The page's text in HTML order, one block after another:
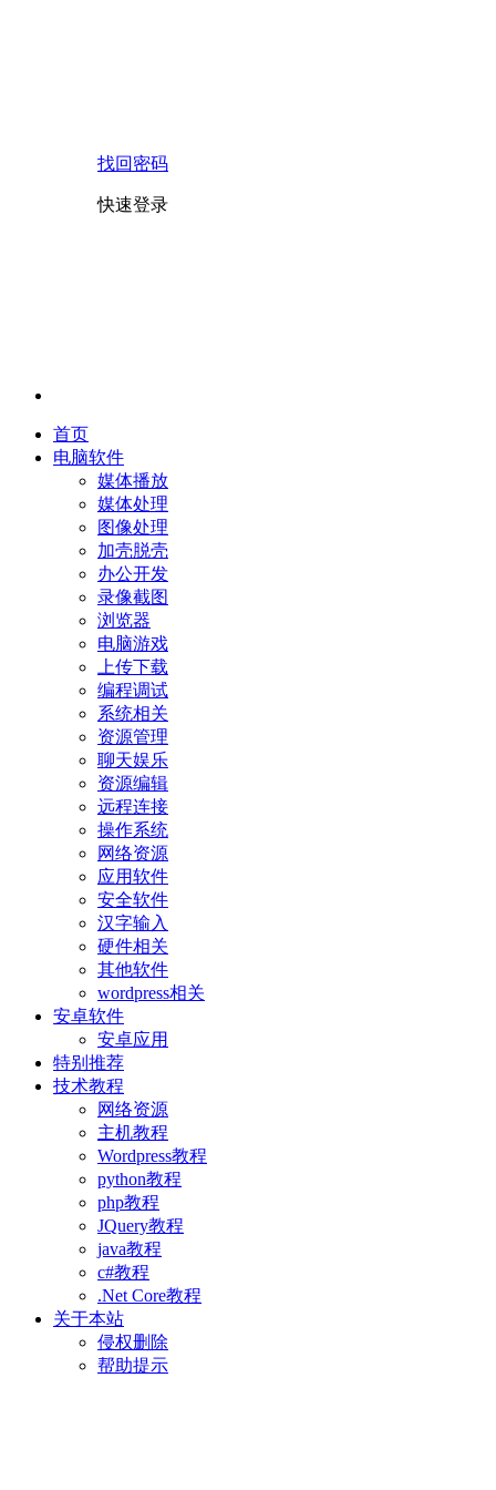
找回密码
快速登录
首页
电脑软件
媒体播放
媒体处理
图像处理
加壳脱壳
办公开发
录像截图
浏览器
电脑游戏
上传下载
编程调试
系统相关
资源管理
聊天娱乐
资源编辑
远程连接
操作系统
网络资源
应用软件
安全软件
汉字输入
硬件相关
其他软件
wordpress相关
安卓软件
安卓应用
特别推荐
技术教程
网络资源
主机教程
Wordpress教程
python教程
php教程
JQuery教程
java教程
c#教程
.Net Core教程
关于本站
侵权删除
帮助提示